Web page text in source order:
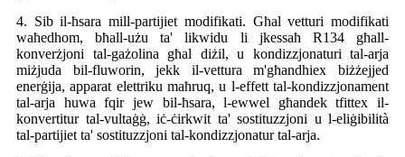
4. Sib il-ħsara mill-partijiet modifikati. Għal vetturi modifikati
waħedhom, bħall-użu ta' likwidu li jkessaħ R134 għall-
konverżjoni tal-gażolina għal diżil, u kondizzjonaturi tal-arja
miżjuda bil-fluworin, jekk il-vettura m'għandhiex biżżejjed
enerġija, apparat elettriku maħruq, u l-effett tal-kondizzjonament
tal-arja huwa fqir jew bil-ħsara, l-ewwel għandek tfittex il-
konvertitur tal-vultaġġ, iċ-ċirkwit ta' sostituzzjoni u l-eliġibilità
tal-partijiet ta' sostituzzjoni tal-kondizzjonatur tal-arja.